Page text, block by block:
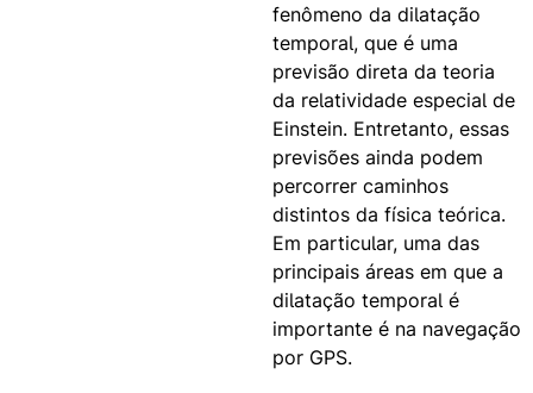
fenômeno da dilatação
temporal, que é uma
previsão direta da teoria
da relatividade especial de
Einstein. Entretanto, essas
previsões ainda podem
percorrer caminhos
distintos da física teórica.
Em particular, uma das
principais áreas em que a
dilatação temporal é
importante é na navegação
por GPS.